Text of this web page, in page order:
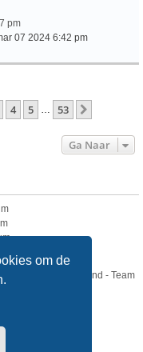
om de
pm
07 2024 6:42 pm
53
4 5 53
Ga Naar
Nikon Club Nederland - Team